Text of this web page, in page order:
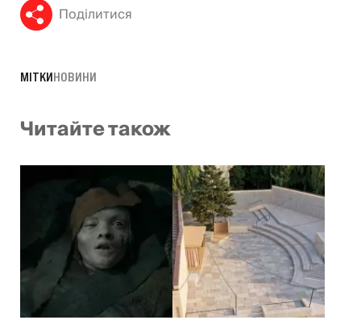
Поділитися
МІТКИНОВИНИ
Читайте також